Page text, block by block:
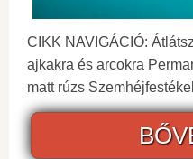
CIKK NAVIGÁCIÓ:
ajkakra és arcokra
matt rúzs